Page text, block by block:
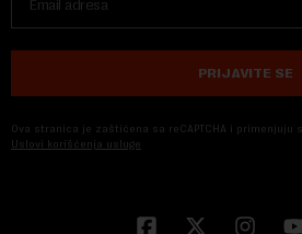
PRIJAVITE SE
Ova stranica je zaštićena sa reCAPTCHA i primenjuju
Uslovi korišćenja usluge